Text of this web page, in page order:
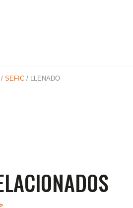
/ SEFIC / LLENADO